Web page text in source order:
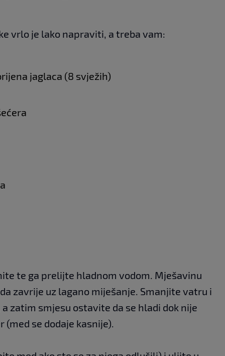
vrlo je lako napraviti, a treba vam:
jaglaca (8 svježih)
te ga prelijte hladnom vodom. Mješavinu
zavrije uz lagano miješanje. Smanjite vatru i
zatim smjesu ostavite da se hladi dok nije
(med se dodaje kasnije).